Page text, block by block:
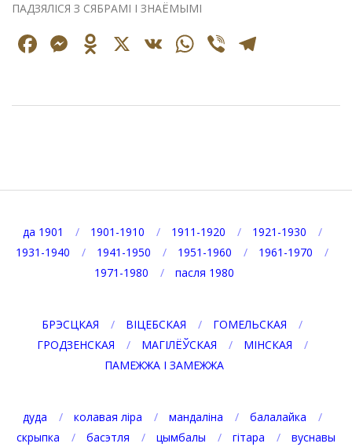
ПАДЗЯЛІСЯ З СЯБРАМІ І ЗНАЁМЫМІ
Facebook
Messenger
Odnoklassniki
X VK WhatsApp
Viber
да 1901 1901-1910 1911-1920
1921-1930
1931-1940
1941-1950 1951-1960
1961-1970
1971-1980
пасля 1980
БРЭСЦКАЯ ВІЦЕБСКАЯ
ГОМЕЛЬСКАЯ
ГРОДЗЕНСКАЯ
МАГІЛЁЎСКАЯ
МІНСКАЯ
ПАМЕЖЖА І ЗАМЕЖЖА
дуда колавая ліра мандаліна
балалайка
скрыпка
басэтля цымбалы гітара
вуснавы